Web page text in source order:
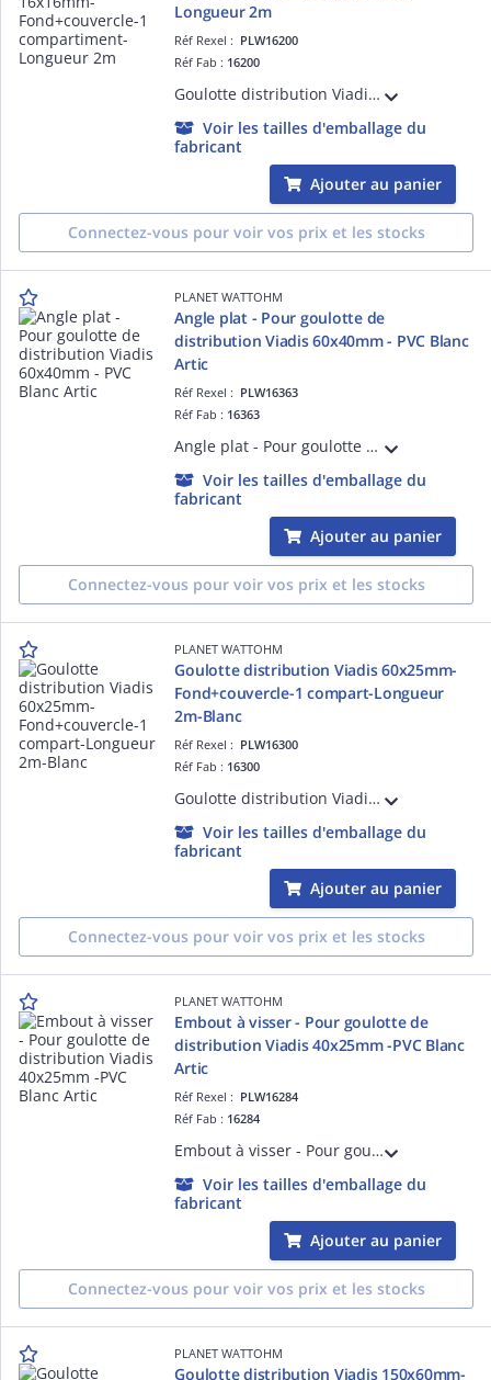
Longueur 2m
Réf Rexel : PLW16200
Réf Fab : 16200
Goulotte distribution Viadis 16x16mm-Fond+couvercle-1 compartiment-Longueur 2m
Voir les tailles d'emballage du
fabricant
Ajouter au panier
Connectez-vous pour voir vos prix et les stocks
PLANET WATTOHM
Angle plat - Pour goulotte de
distribution Viadis 60x40mm - PVC Blanc
Artic
Réf Rexel : PLW16363
Réf Fab : 16363
Angle plat - Pour goulotte de distribution Viadis 60x40mm - PVC Blanc Artic
Voir les tailles d'emballage du
fabricant
Ajouter au panier
Connectez-vous pour voir vos prix et les stocks
PLANET WATTOHM
Goulotte distribution Viadis 60x25mm-
Fond+couvercle-1 compart-Longueur
2m-Blanc
Réf Rexel : PLW16300
Réf Fab : 16300
Goulotte distribution Viadis 60x25mm-Fond+couvercle-1 compart-Longueur 2m-Blanc
Voir les tailles d'emballage du
fabricant
Ajouter au panier
Connectez-vous pour voir vos prix et les stocks
PLANET WATTOHM
Embout à visser - Pour goulotte de
distribution Viadis 40x25mm -PVC Blanc
Artic
Réf Rexel : PLW16284
Réf Fab : 16284
Embout à visser - Pour goulotte de distribution Viadis 40x25mm -PVC Blanc Artic
Voir les tailles d'emballage du
fabricant
Ajouter au panier
Connectez-vous pour voir vos prix et les stocks
PLANET WATTOHM
Goulotte distribution Viadis 150x60mm-